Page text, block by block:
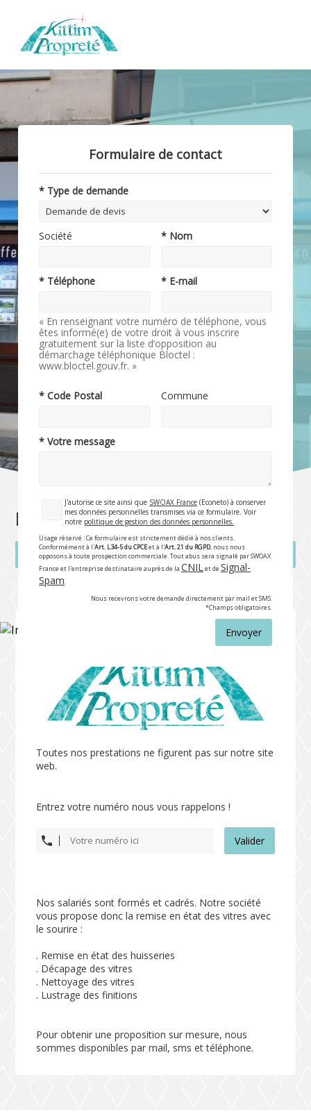
Formulaire de contact
* Type de demande
Société * Nom
* Téléphone * E-mail
« En renseignant votre numéro de téléphone, vous
êtes informé(e) de votre droit à vous inscrire
gratuitement sur la liste d’opposition au
démarchage téléphonique Bloctel :
www.bloctel.gouv.fr. »
* Code Postal Commune
* Votre message
J'autorise ce site ainsi que SWOAX France (Econeto) à conserver
mes données personnelles transmises via ce formulaire. Voir
notre politique de gestion des données personnelles.
Usage réservé : Ce formulaire est strictement dédié à nos clients.
Conformément à l'Art. L34-5 du CPCEet à l'Art. 21 du RGPD, nous nous
opposons à toute prospection commerciale. Tout abus sera signalé par SWOAX
France et l'entreprise destinataire auprès de la CNILet de Signal-
Spam.
Nous recevrons votre demande directement par mail et SMS.
*Champs obligatoires.
Envoyer
Toutes nos prestations ne figurent pas sur notre site
web.
Entrez votre numéro nous vous rappelons !
Valider
Nettoyage de vitres
Rubrique précédente Rubrique suivante
Nos salariés sont formés et cadrés. Notre société
vous propose donc la remise en état des vitres avec
le sourire :
. Remise en état des huisseries
. Décapage des vitres
. Nettoyage des vitres
. Lustrage des finitions
Pour obtenir une proposition sur mesure, nous
sommes disponibles par mail, sms et téléphone.